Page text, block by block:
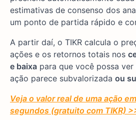
estimativas de consenso dos
um ponto de partida rápido e
A partir daí, o TIKR calcula o
ações e os retornos totais nos
e baixa para que você possa
ação parece subvalorizada ou
Veja o valor real de uma ação
segundos (gratuito com TIKR)